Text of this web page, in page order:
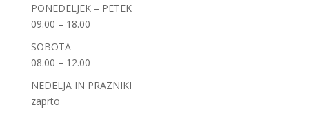
PONEDELJEK – PETEK
09.00 – 18.00
SOBOTA
08.00 – 12.00
NEDELJA IN PRAZNIKI
zaprto